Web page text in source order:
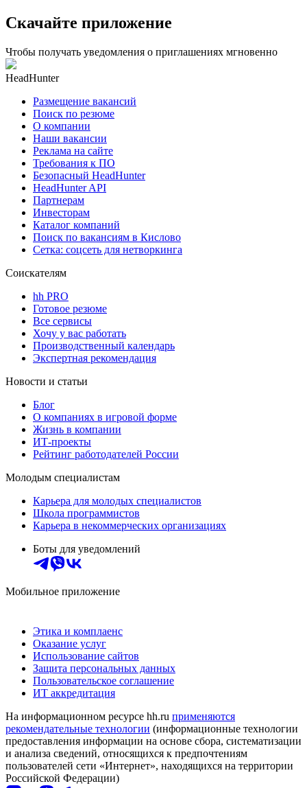
Скачайте приложение
Чтобы получать уведомления о приглашениях мгновенно
HeadHunter
Размещение вакансий
Поиск по резюме
О компании
Наши вакансии
Реклама на сайте
Требования к ПО
Безопасный HeadHunter
HeadHunter API
Партнерам
Инвесторам
Каталог компаний
Поиск по вакансиям в Кислово
Сетка: соцсеть для нетворкинга
Соискателям
hh PRO
Готовое резюме
Все сервисы
Хочу у вас работать
Производственный календарь
Экспертная рекомендация
Новости и статьи
Блог
О компаниях в игровой форме
Жизнь в компании
ИТ-проекты
Рейтинг работодателей России
Молодым специалистам
Карьера для молодых специалистов
Школа программистов
Карьера в некоммерческих организациях
Боты для уведомлений
Мобильное приложение
Этика и комплаенс
Оказание услуг
Использование сайтов
Защита персональных данных
Пользовательское соглашение
ИТ аккредитация
На информационном ресурсе hh.ru применяются
рекомендательные технологии (информационные технологии
предоставления информации на основе сбора, систематизации
и анализа сведений, относящихся к предпочтениям
пользователей сети «Интернет», находящихся на территории
Российской Федерации)